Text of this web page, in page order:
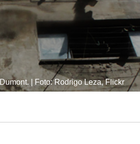
| Foto: Rodrigo Leza, Flickr